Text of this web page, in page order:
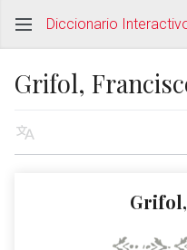
Diccionario
Grifol,